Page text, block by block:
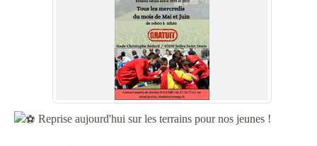
Reprise aujourd'hui sur les terrains pour nos jeunes !